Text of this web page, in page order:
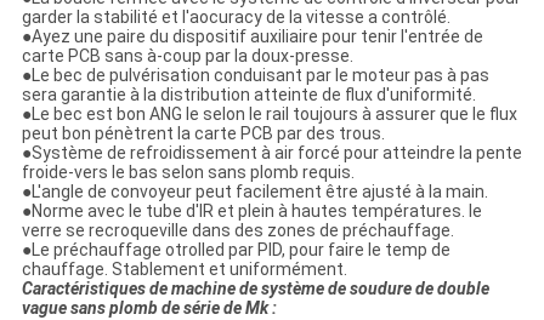
garder la stabilité et l'aocuracy de la vitesse a contrôlé.
●Ayez une paire du dispositif auxiliaire pour tenir l'entrée de
carte PCB sans à-coup par la doux-presse.
●Le bec de pulvérisation conduisant par le moteur pas à pas
sera garantie à la distribution atteinte de flux d'uniformité.
●Le bec est bon ANG le selon le rail toujours à assurer que le flux
peut bon pénètrent la carte PCB par des trous.
●Système de refroidissement à air forcé pour atteindre la pente
froide-vers le bas selon sans plomb requis.
●L'angle de convoyeur peut facilement être ajusté à la main.
●Norme avec le tube d'IR et plein à hautes températures. le
verre se recroqueville dans des zones de préchauffage.
●Le préchauffage otrolled par PID, pour faire le temp de
chauffage. Stablement et uniformément.
Caractéristiques de machinede système de soudure de double
vague sans plomb de série de Mk :